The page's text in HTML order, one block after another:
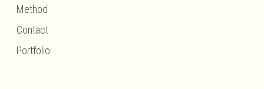
Method
Contact
Portfolio